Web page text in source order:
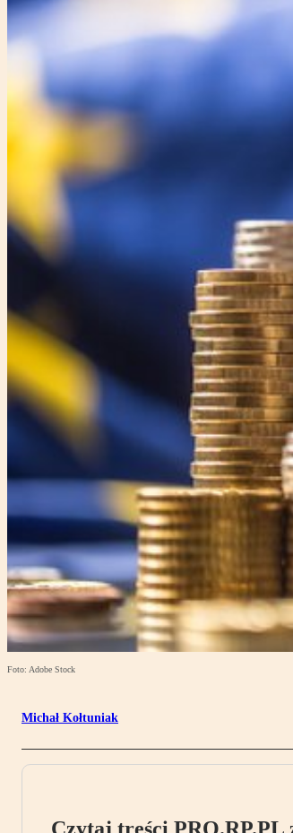
Foto: Adobe Stock
Michał Kołtuniak